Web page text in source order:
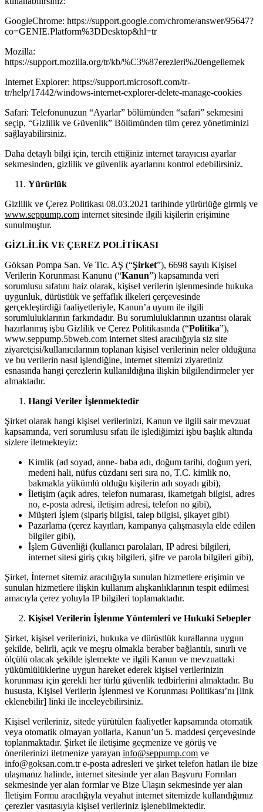
GoogleChrome: https://support.google.com/chrome/answer/95647?
co=GENIE.Platform%3DDesktop&hl=tr
Mozilla:
https://support.mozilla.org/tr/kb/%C3%87erezleri%20engellemek
Internet Explorer: https://support.microsoft.com/tr-
tr/help/17442/windows-internet-explorer-delete-manage-cookies
Safari: Telefonunuzun “Ayarlar” bölümünden “safari” sekmesini
seçip, “Gizlilik ve Güvenlik” Bölümünden tüm çerez yönetiminizi
sağlayabilirsiniz.
Daha detaylı bilgi için, tercih ettiğiniz internet tarayıcısı ayarlar
sekmesinden, gizlilik ve güvenlik ayarlarını kontrol edebilirsiniz.
Yürürlük
Gizlilik ve Çerez Politikası 08.03.2021 tarihinde yürürlüğe girmiş ve
www.seppump.com internet sitesinde ilgili kişilerin erişimine
sunulmuştur.
GİZLİLİK VE ÇEREZ POLİTİKASI
Göksan Pompa San. Ve Tic. AŞ (“Şirket”), 6698 sayılı Kişisel
Verilerin Korunması Kanunu (“Kanun”) kapsamında veri
sorumlusu sıfatını haiz olarak, kişisel verilerin işlenmesinde hukuka
uygunluk, dürüstlük ve şeffaflık ilkeleri çerçevesinde
gerçekleştirdiği faaliyetleriyle, Kanun’a uyum ile ilgili
sorumluluklarının farkındadır. Bu sorumluluklarının uzantısı olarak
hazırlanmış işbu Gizlilik ve Çerez Politikasında (“Politika”),
www.seppump.5bweb.com internet sitesi aracılığıyla siz site
ziyaretçisi/kullanıcılarının toplanan kişisel verilerinin neler olduğuna
ve bu verilerin nasıl işlendiğine, internet sitemizi ziyaretiniz
esnasında hangi çerezlerin kullanıldığına ilişkin bilgilendirmeler yer
almaktadır.
Hangi Veriler İşlenmektedir
Şirket olarak hangi kişisel verilerinizi, Kanun ve ilgili sair mevzuat
kapsamında, veri sorumlusu sıfatı ile işlediğimizi işbu başlık altında
sizlere iletmekteyiz:
Kimlik (ad soyad, anne- baba adı, doğum tarihi, doğum yeri,
medeni hali, nüfus cüzdanı seri sıra no, T.C. kimlik no,
bakmakla yükümlü olduğu kişilerin adı soyadı gibi),
İletişim (açık adres, telefon numarası, ikametgah bilgisi, adres
no, e-posta adresi, iletişim adresi, telefon no gibi),
Müşteri İşlem (sipariş bilgisi, talep bilgisi, şikayet gibi)
Pazarlama (çerez kayıtları, kampanya çalışmasıyla elde edilen
bilgiler gibi),
İşlem Güvenliği (kullanıcı parolaları, IP adresi bilgileri,
internet sitesi giriş çıkış bilgileri, şifre ve parola bilgileri gibi),
Şirket, İnternet sitemiz aracılığıyla sunulan hizmetlere erişimin ve
sunulan hizmetlere ilişkin kullanım alışkanlıklarının tespit edilmesi
amacıyla çerez yoluyla IP bilgileri toplamaktadır.
Kişisel Verilerin İşlenme Yöntemleri ve Hukuki Sebepler
Şirket, kişisel verilerinizi, hukuka ve dürüstlük kurallarına uygun
şekilde, belirli, açık ve meşru olmakla beraber bağlantılı, sınırlı ve
ölçülü olacak şekilde işlemekte ve ilgili Kanun ve mevzuattaki
yükümlülüklerine uygun hareket ederek kişisel verilerinizin
korunması için gerekli her türlü güvenlik tedbirlerini almaktadır. Bu
hususta, Kişisel Verilerin İşlenmesi ve Korunması Politikası’nı [link
eklenebilir] linki ile inceleyebilirsiniz.
Kişisel verileriniz, sitede yürütülen faaliyetler kapsamında otomatik
veya otomatik olmayan yollarla, Kanun’un 5. maddesi çerçevesinde
toplanmaktadır. Şirket ile iletişime geçmenize ve görüş ve
önerilerinizi iletmenize yarayan info@seppump.com ve
info@goksan.com.tr e-posta adresleri ve şirket telefon hatları ile bize
ulaşmanız halinde, internet sitesinde yer alan Başvuru Formları
sekmesinde yer alan formlar ve Bize Ulaşın sekmesinde yer alan
İletişim Formu aracılığıyla veyahut internet sitemizde kullandığımız
çerezler vasıtasıyla kişisel verileriniz işlenebilmektedir.